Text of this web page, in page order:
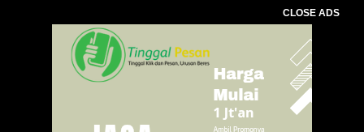
CLOSE ADS